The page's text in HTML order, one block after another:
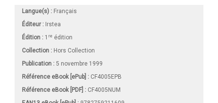
Langue(s) : Français
Éditeur : Irstea
Édition : 1 re édition
Collection : Hors Collection
Publication : 5 novembre 1999
Référence eBook [ePub] : CF4005EPB
Référence eBook [PDF] : CF4005NUM